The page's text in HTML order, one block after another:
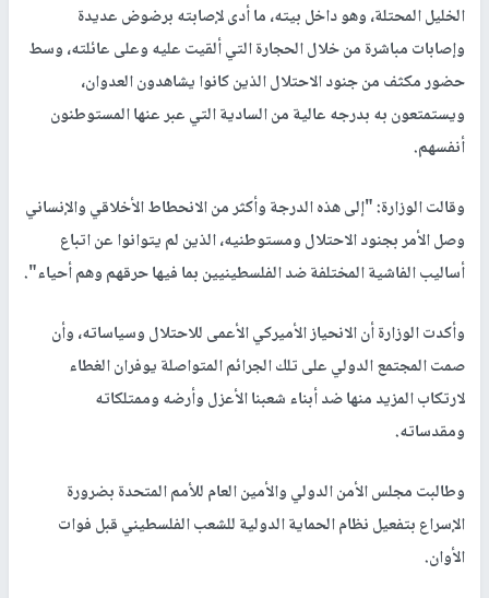
الخليل المحتلة، وهو داخل بيته، ما أدى لإصابته برضوض عديدة
وإصابات مباشرة من خلال الحجارة التي ألقيت عليه وعلى عائلته، وسط
حضور مكثف من جنود الاحتلال الذين كانوا يشاهدون العدوان،
ويستمتعون به بدرجه عالية من السادية التي عبر عنها المستوطنون
أنفسهم.
وقالت الوزارة: "إلى هذه الدرجة وأكثر من الانحطاط الأخلاقي والإنساني
وصل الأمر بجنود الاحتلال ومستوطنيه، الذين لم يتوانوا عن اتباع
أساليب الفاشية المختلفة ضد الفلسطينيين بما فيها حرقهم وهم أحياء".
وأكدت الوزارة أن الانحياز الأميركي الأعمى للاحتلال وسياساته، وأن
صمت المجتمع الدولي على تلك الجرائم المتواصلة يوفران الغطاء
لارتكاب المزيد منها ضد أبناء شعبنا الأعزل وأرضه وممتلكاته
ومقدساته.
وطالبت مجلس الأمن الدولي والأمين العام للأمم المتحدة بضرورة
الإسراع بتفعيل نظام الحماية الدولية للشعب الفلسطيني قبل فوات
الأوان.